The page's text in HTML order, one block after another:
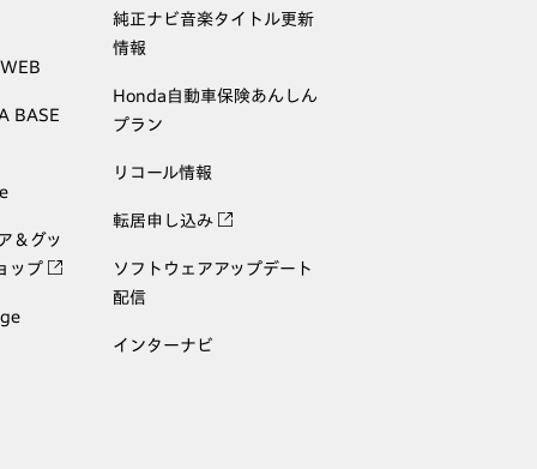
BASE
＆グッ
ップ
純正ナビ音楽タイトル更新
情報
Honda自動車保険あんしん
プラン
リコール情報
転居申し込み
ソフトウェアアップデート
配信
インターナビ